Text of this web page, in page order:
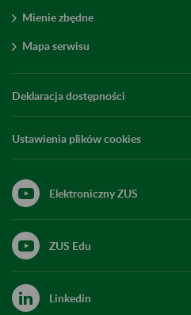
Mienie zbędne
Mapa serwisu
Deklaracja dostępności
Ustawienia plików cookies
Elektroniczny ZUS
ZUS Edu
Linkedin